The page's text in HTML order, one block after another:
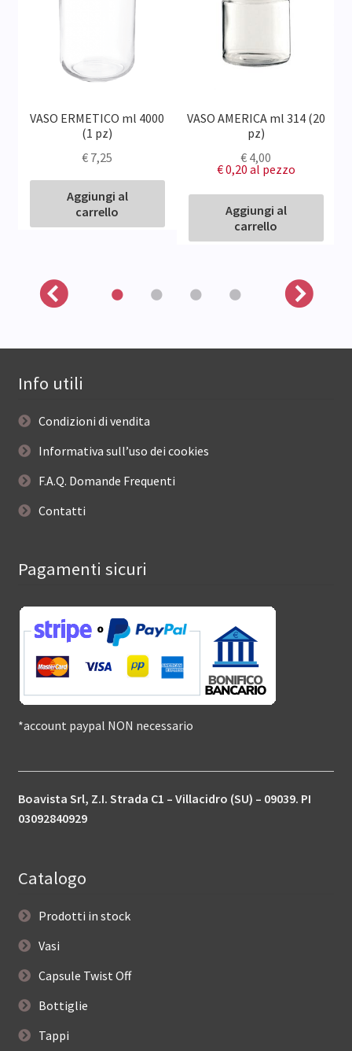
VASO ERMETICO ml 4000
(1 pz)
€ 7,25
Aggiungi al
carrello
VASO AMERICA ml 314 (20
pz)
€ 4,00
€ 0,20 al pezzo
Aggiungi al
carrello
Info utili
Condizioni di vendita
Informativa sull’uso dei cookies
F.A.Q. Domande Frequenti
Contatti
Pagamenti sicuri
*account paypal NON necessario
Boavista Srl, Z.I. Strada C1 – Villacidro (SU) – 09039. PI
03092840929
Catalogo
Prodotti in stock
Vasi
Capsule Twist Off
Bottiglie
Tappi